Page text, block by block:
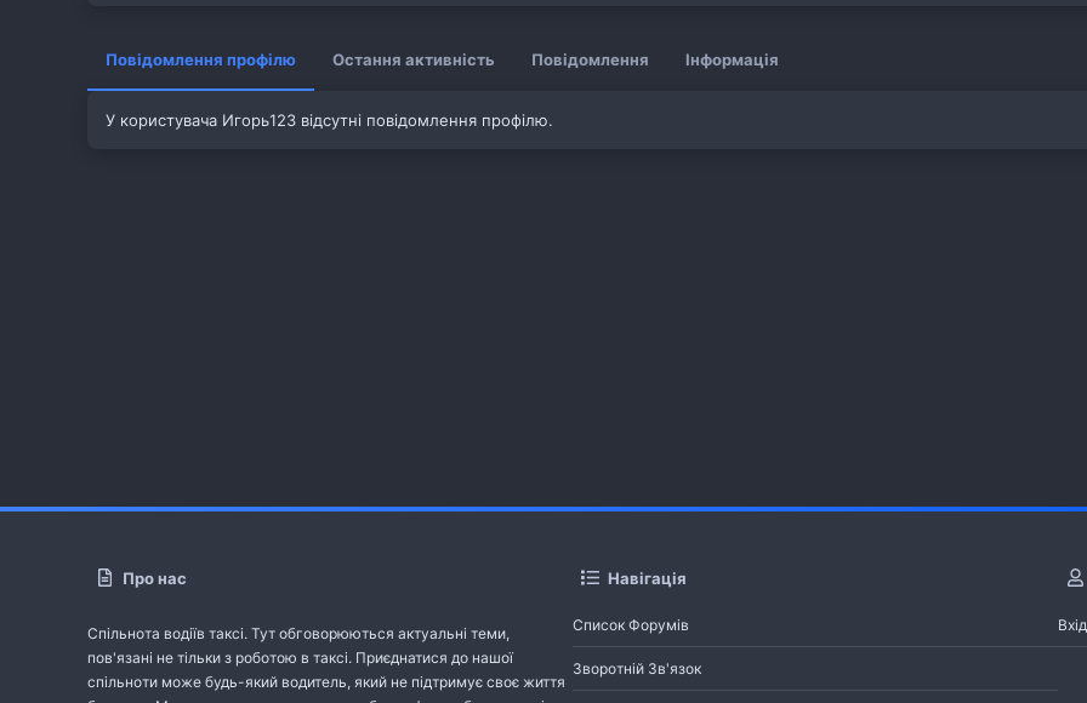
Повідомлення профілю Остання активність Повідомлення Інформація
У користувача Игорь123 відсутні повідомлення профілю.
Про нас
Спільнота водіїв таксі. Тут обговорюються актуальні теми,
пов'язані не тільки з роботою в таксі. Приєднатися до нашої
спільноти може будь-який водитель, який не підтримує своє життя
Навігація
Список Форумів
Зворотній Зв'язок
Вхід